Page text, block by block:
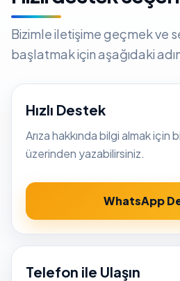
Bizimle iletişime geçmek ve
başlatmak için aşağıdaki
Hızlı Destek
Arıza hakkında bilgi almak için
üzerinden yazabilirsiniz.
WhatsApp
Telefon ile Ulaşın